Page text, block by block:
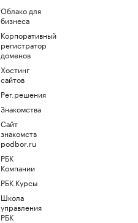
Облако для
бизнеса
Корпоративный
регистратор
доменов
Хостинг
сайтов
Рег.решения
Знакомства
Сайт
знакомств
podbor.ru
РБК
Компании
РБК Курсы
Школа
управления
РБК